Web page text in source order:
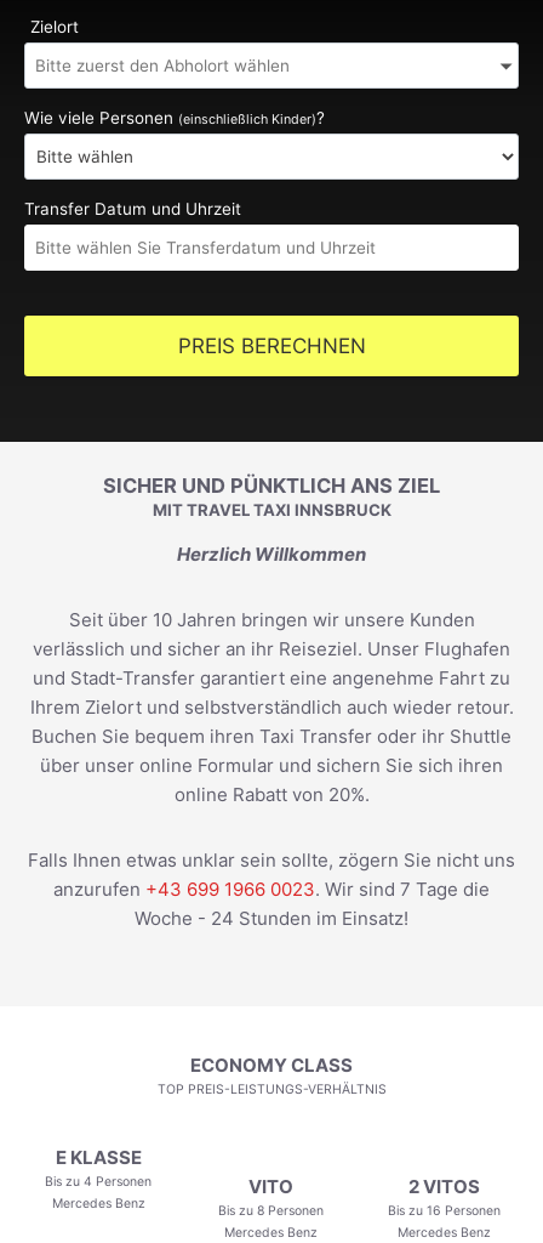
Zielort
Wie viele Personen (einschließlich Kinder)?
Transfer Datum und Uhrzeit
PREIS BERECHNEN
SICHER UND PÜNKTLICH ANS ZIEL
MIT TRAVEL TAXI INNSBRUCK
Herzlich Willkommen
Seit über 10 Jahren bringen wir unsere Kunden
verlässlich und sicher an ihr Reiseziel. Unser Flughafen
und Stadt-Transfer garantiert eine angenehme Fahrt zu
Ihrem Zielort und selbstverständlich auch wieder retour.
Buchen Sie bequem ihren Taxi Transfer oder ihr Shuttle
über unser online Formular und sichern Sie sich ihren
online Rabatt von 20%.
Falls Ihnen etwas unklar sein sollte, zögern Sie nicht uns
anzurufen +43 699 1966 0023. Wir sind 7 Tage die
Woche - 24 Stunden im Einsatz!
ECONOMY CLASS
TOP PREIS-LEISTUNGS-VERHÄLTNIS
E KLASSE
Bis zu 4 Personen
Mercedes Benz
VITO
Bis zu 8 Personen
Mercedes Benz
2 VITOS
Bis zu 16 Personen
Mercedes Benz